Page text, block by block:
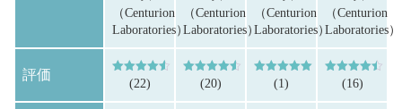
（Centurion
Laboratories）
（Centurion
Laboratories）
（Centurion
Laboratories）
（Centurion
Laboratories）
評価 5段階中 の評価
(22) 5段階中
(20) 5段階中 の評価
(1) 5段階中
(16)